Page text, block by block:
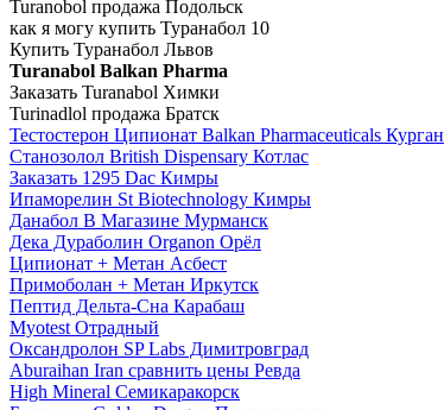
Turanobol продажа Подольск
как я могу купить Туранабол 10
Купить Туранабол Львов
Turanabol Balkan Pharma
Заказать Turanabol Химки
Turinadlol продажа Братск
Тестостерон Ципионат Balkan Pharmaceuticals Курган
Станозолол British Dispensary Котлас
Заказать 1295 Dac Кимры
Ипаморелин St Biotechnology Кимры
Данабол В Магазине Мурманск
Дека Дураболин Organon Орёл
Ципионат + Метан Асбест
Примоболан + Метан Иркутск
Пептид Дельта-Сна Карабаш
Myotest Отрадный
Оксандролон SP Labs Димитровград
Aburaihan Iran сравнить цены Ревда
High Mineral Семикаракорск